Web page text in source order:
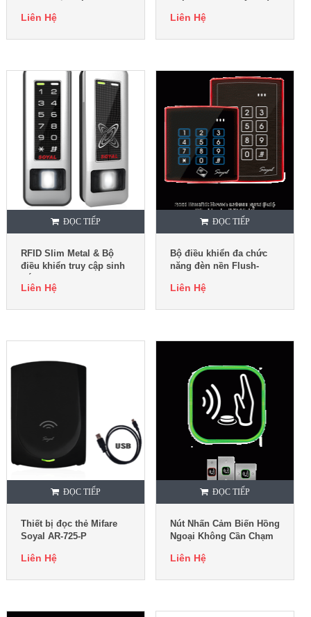
Liên Hệ Liên Hệ
ĐỌC TIẾP
RFID Slim Metal & Bộ
điều khiển truy cập sinh
Liên Hệ
ĐỌC TIẾP
Bộ điều khiển đa chức
năng đèn nền Flush-
Liên Hệ
ĐỌC TIẾP
Thiết bị đọc thẻ Mifare
Soyal AR-725-P
Liên Hệ
ĐỌC TIẾP
Nút Nhấn Cảm Biến Hồng
Ngoại Không Cần Chạm
Liên Hệ